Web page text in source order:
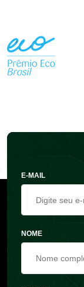
E-MAIL
NOME